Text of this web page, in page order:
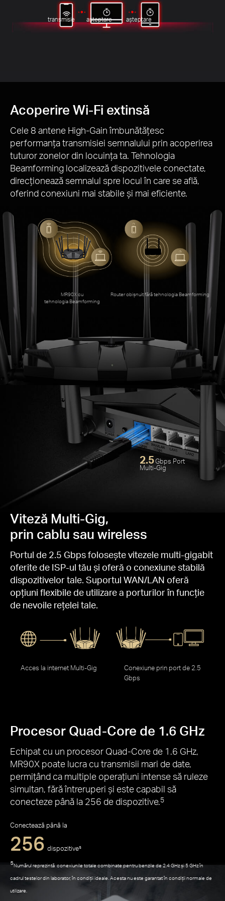
8
transmisie așteptare așteptare
Acoperire Wi-Fi extinsă
Cele 8 antene High-Gain îmbunătățesc
performanța transmisiei semnalului prin acoperirea
tuturor zonelor din locuința ta. Tehnologia
Beamforming localizează dispozitivele conectate,
direcționează semnalul spre locul în care se află,
oferind conexiuni mai stabile și mai eficiente.
MR90X cu
tehnologia Beamforming
Router obișnuit fără tehnologia Beamforming
Viteză Multi-Gig,
prin cablu sau wireless
Portul de 2.5 Gbps folosește vitezele multi-gigabit
oferite de ISP-ul tău și oferă o conexiune stabilă
dispozitivelor tale. Suportul WAN/LAN oferă
opțiuni flexibile de utilizare a porturilor în funcție
de nevoile rețelei tale.
Acces la internet Multi-Gig
Conexiune prin port de 2.5
Gbps
2.5Gbps Port
Multi-Gig
Procesor Quad-Core de 1.6 GHz
Echipat cu un procesor Quad-Core de 1.6 GHz,
MR90X poate lucra cu transmisii mari de date,
permițând ca multiple operațiuni intense să ruleze
simultan, fără întreruperi și este capabil să
conecteze până la 256 de dispozitive.5
Conectează până la
256 dispozitive⁵
⁵Numărul reprezintă conexiunile totale combinate pentru benzile de 2.4 GHz și 5 GHz în
cadrul testelor din laborator, în condiții ideale. Acesta nu este garantat în condiții normale de
utilizare.